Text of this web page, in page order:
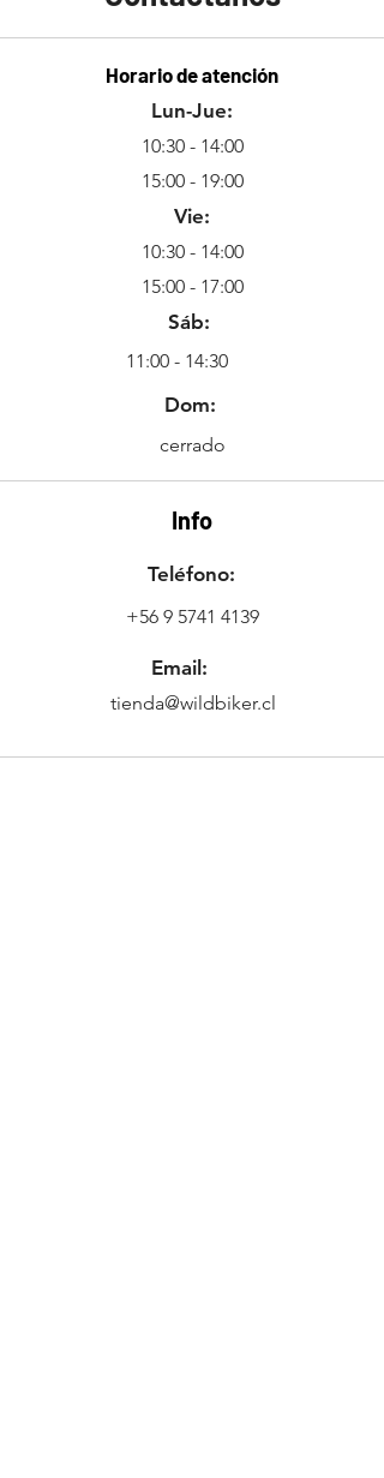
Horario de atención
Lun-Jue:
10:30 - 14:00
15:00 - 19:00
Vie:
10:30 - 14:00
15:00 - 17:00
Sáb:
11:00 - 14:30
Dom:
cerrado
Info
Teléfono:
+56 9 5741 4139
Email:
tienda@wildbiker.cl